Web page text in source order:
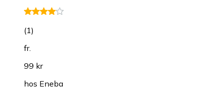
(1)
fr.
99 kr
hos Eneba